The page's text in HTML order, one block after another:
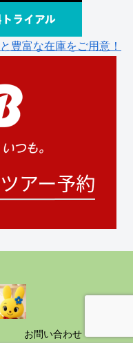
豊富な在庫をご用意！
お問い合わせ